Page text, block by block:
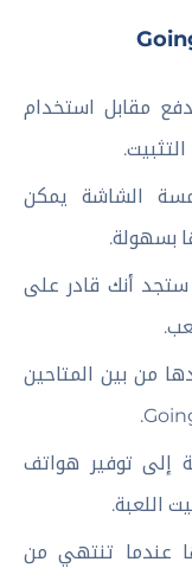
مقابل استخدام
الشاشة يمكن
بسهولة.
أنك قادر على
من بين المتاحين
إلى توفير هواتف
اللعبة.
عندما تنتهي من